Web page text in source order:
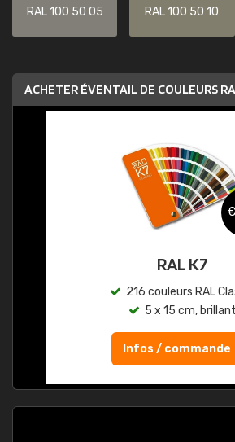
RAL 100 50 05 RAL 100 50 10
ACHETER ÉVENTAIL DE COULEURS
RAL K7
216 couleurs RAL
5 x 15 cm, brillant
Infos / commande